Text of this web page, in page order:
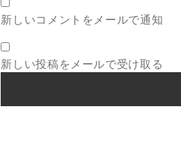
新しいコメントをメールで通知
新しい投稿をメールで受け取る